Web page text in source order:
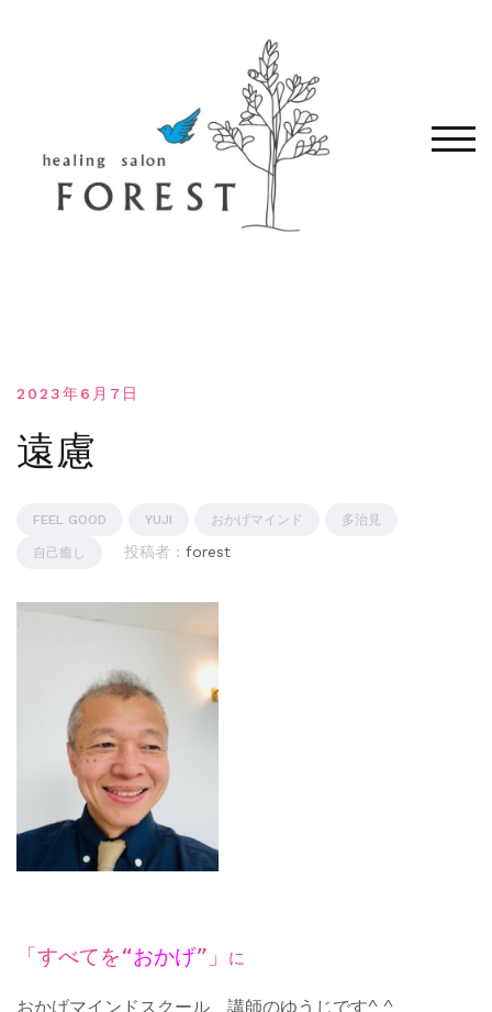
モバ
2023年6月7日
遠慮
FEEL GOOD YUJI おかげマインド 多治見
自己癒し 投稿者 : forest
「すべてを“おかげ”」 に
おかげマインドスクール、講師のゆうじです^ ^